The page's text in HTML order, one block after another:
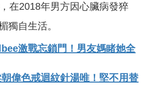
在2018年男方因心臟病發猝
獨自生活。
激戰忘鎖門！男友媽睹她全
偉色戒迴紋針湯唯！堅不用替